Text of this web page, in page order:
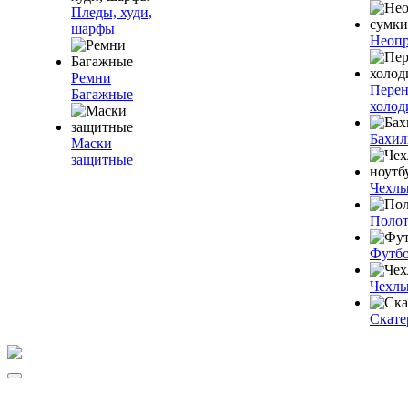
Пледы, худи,
шарфы
Ремни
Багажные
Маски
защитные